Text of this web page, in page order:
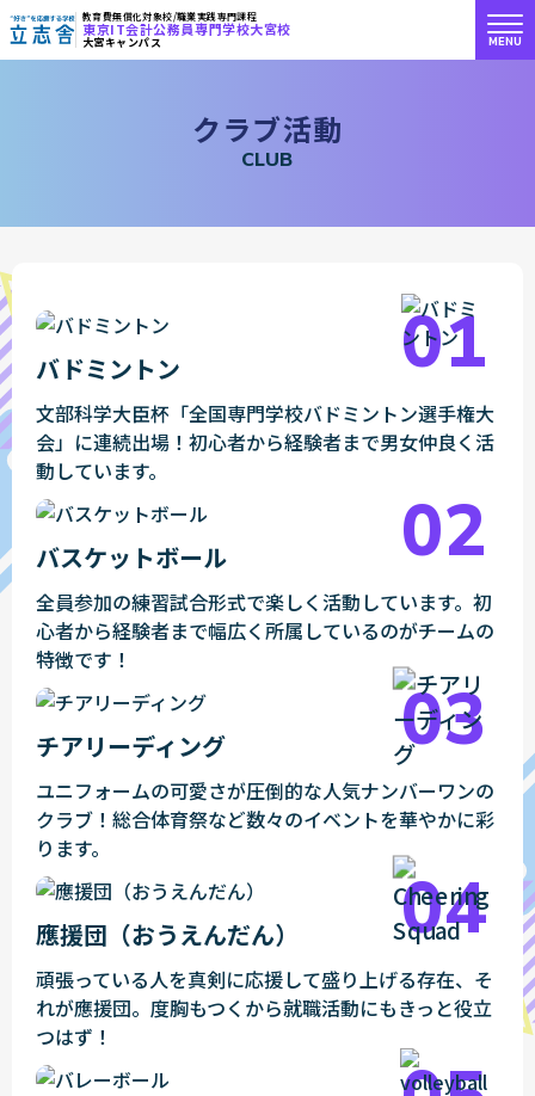
"好き"を応援する学校 立志舎
教育費無償化対象校/職業実践専門課程
東京IT会計公務員専門学校大宮校
大宮キャンパス MENU
クラブ活動
CLUB
バドミントン
文部科学大臣杯「全国専門学校バドミントン選手権大
会」に連続出場！初心者から経験者まで男女仲良く活
動しています。
バスケットボール
全員参加の練習試合形式で楽しく活動しています。初
心者から経験者まで幅広く所属しているのがチームの
特徴です！
チアリーディング
ユニフォームの可愛さが圧倒的な人気ナンバーワンの
クラブ！総合体育祭など数々のイベントを華やかに彩
ります。
應援団（おうえんだん）
頑張っている人を真剣に応援して盛り上げる存在、そ
れが應援団。度胸もつくから就職活動にもきっと役立
つはず！